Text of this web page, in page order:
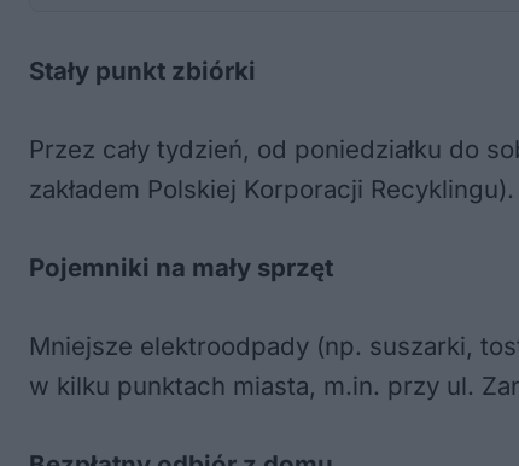
Stały punkt zbiórki
Przez cały tydzień, od poniedziałku do
zakładem Polskiej Korporacji Recyklingu).
Pojemniki na mały sprzęt
Mniejsze elektroodpady (np. suszarki,
w kilku punktach miasta, m.in. przy ul.